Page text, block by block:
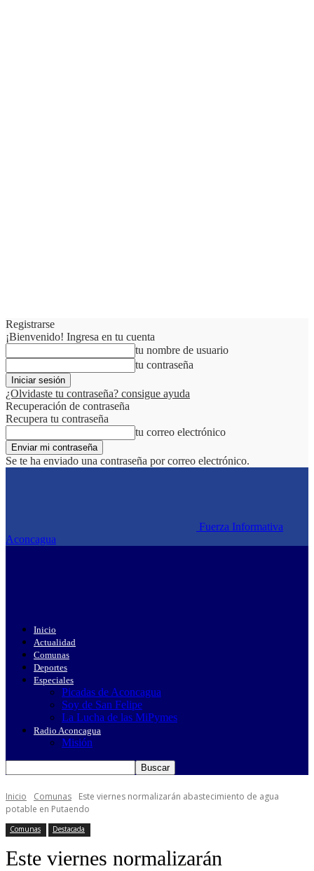
Registrarse
¡Bienvenido! Ingresa en tu cuenta
tu nombre de usuario
tu contraseña
¿Olvidaste tu contraseña? consigue ayuda
Recuperación de contraseña
Recupera tu contraseña
tu correo electrónico
Se te ha enviado una contraseña por correo electrónico.
Fuerza Informativa
Aconcagua
Inicio
Actualidad
Comunas
Deportes
Especiales
Picadas de Aconcagua
Soy de San Felipe
La Lucha de las MiPymes
Radio Aconcagua
Misión
Inicio Comunas
Este viernes normalizarán abastecimiento de agua
potable en Putaendo
Comunas Destacada
Este viernes normalizarán